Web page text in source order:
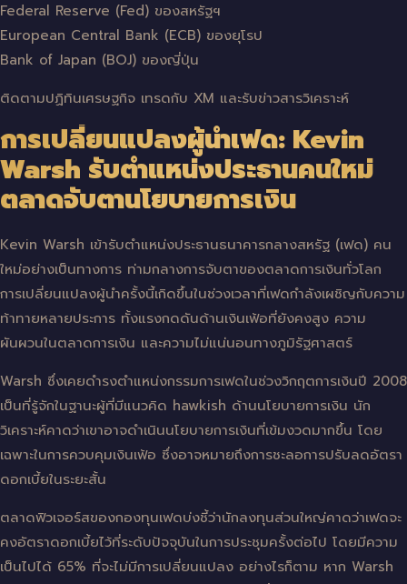
Federal Reserve (Fed) ของสหรัฐฯ
European Central Bank (ECB) ของยุโรป
Bank of Japan (BOJ) ของญี่ปุ่น
ติดตามปฏิทินเศรษฐกิจ เทรดกับ XM และรับข่าวสารวิเคราะห์
การเปลี่ยนแปลงผู้นำเฟด: Kevin
Warsh รับตำแหน่งประธานคนใหม่
ตลาดจับตานโยบายการเงิน
Kevin Warsh เข้ารับตำแหน่งประธานธนาคารกลางสหรัฐ (เฟด) คน
ใหม่อย่างเป็นทางการ ท่ามกลางการจับตาของตลาดการเงินทั่วโลก
การเปลี่ยนแปลงผู้นำครั้งนี้เกิดขึ้นในช่วงเวลาที่เฟดกำลังเผชิญกับความ
ท้าทายหลายประการ ทั้งแรงกดดันด้านเงินเฟ้อที่ยังคงสูง ความ
ผันผวนในตลาดการเงิน และความไม่แน่นอนทางภูมิรัฐศาสตร์
Warsh ซึ่งเคยดำรงตำแหน่งกรรมการเฟดในช่วงวิกฤตการเงินปี 2008
เป็นที่รู้จักในฐานะผู้ที่มีแนวคิด hawkish ด้านนโยบายการเงิน นัก
วิเคราะห์คาดว่าเขาอาจดำเนินนโยบายการเงินที่เข้มงวดมากขึ้น โดย
เฉพาะในการควบคุมเงินเฟ้อ ซึ่งอาจหมายถึงการชะลอการปรับลดอัตรา
ดอกเบี้ยในระยะสั้น
ตลาดฟิวเจอร์สของกองทุนเฟดบ่งชี้ว่านักลงทุนส่วนใหญ่คาดว่าเฟดจะ
คงอัตราดอกเบี้ยไว้ที่ระดับปัจจุบันในการประชุมครั้งต่อไป โดยมีความ
เป็นไปได้ 65% ที่จะไม่มีการเปลี่ยนแปลง อย่างไรก็ตาม หาก Warsh